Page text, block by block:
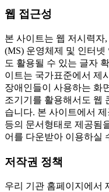
웹 접근성
본 사이트는 웹 저시력자
(MS) 운영체제 및 인터
도 활용될 수 있는 글자
이트는 국가표준에서 제
장애인들이 사용하는 화
조기기를 활용해서도 웹
습니다. 본 사이트에서
등의 문서형태로 제공됨
어를 다운받아 이용하실
저작권 정책
우리 기관 홈페이지에서